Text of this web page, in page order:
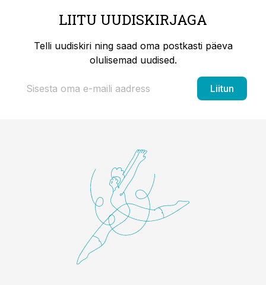
LIITU UUDISKIRJAGA
Telli uudiskiri ning saad oma postkasti päeva
olulisemad uudised.
Liitun